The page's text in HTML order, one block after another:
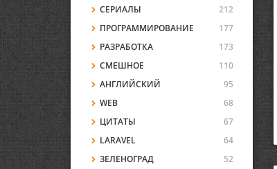
СЕРИАЛЫ
212
ПРОГРАММИРОВАНИЕ
177
РАЗРАБОТКА
173
СМЕШНОЕ
110
АНГЛИЙСКИЙ
95
WEB
68
ЦИТАТЫ
67
LARAVEL
64
ЗЕЛЕНОГРАД
52